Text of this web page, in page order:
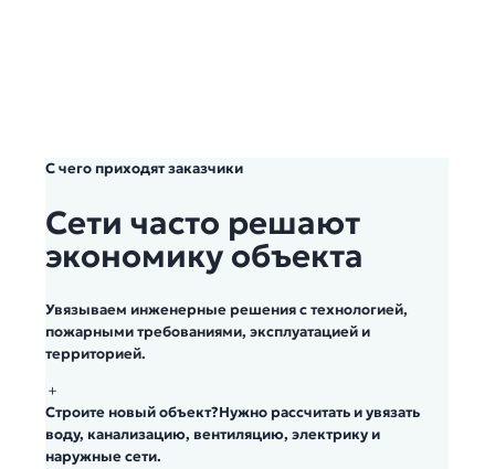
С чего приходят заказчики
Сети часто решают
экономику объекта
Увязываем инженерные решения с технологией,
пожарными требованиями, эксплуатацией и
территорией.
＋
Строите новый объект?Нужно рассчитать и увязать
воду, канализацию, вентиляцию, электрику и
наружные сети.